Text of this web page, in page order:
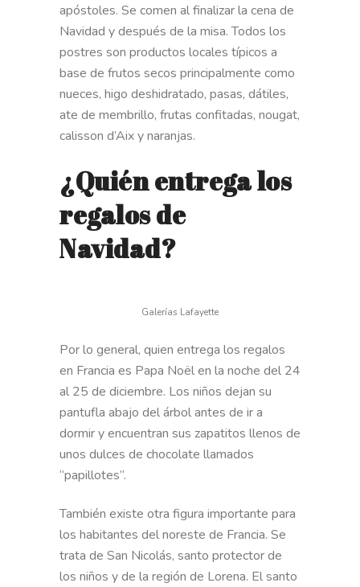
apóstoles. Se comen al finalizar la cena de
Navidad y después de la misa. Todos los
postres son productos locales típicos a
base de frutos secos principalmente como
nueces, higo deshidratado, pasas, dátiles,
ate de membrillo, frutas confitadas, nougat,
calisson d’Aix y naranjas.
¿Quién entrega los
regalos de
Navidad?
Galerías Lafayette
Por lo general, quien entrega los regalos
en Francia es Papa Noël en la noche del 24
al 25 de diciembre. Los niños dejan su
pantufla abajo del árbol antes de ir a
dormir y encuentran sus zapatitos llenos de
unos dulces de chocolate llamados
“papillotes”.
También existe otra figura importante para
los habitantes del noreste de Francia. Se
trata de San Nicolás, santo protector de
los niños y de la región de Lorena. El santo